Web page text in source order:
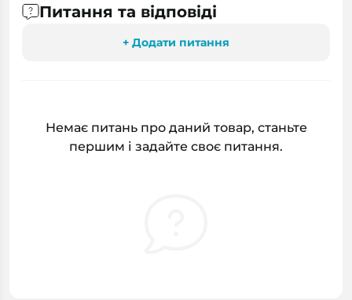
Питання та відповіді
+ Додати питання
Немає питань про даний товар, станьте
першим і задайте своє питання.